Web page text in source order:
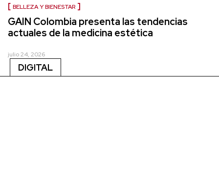
BELLEZA Y BIENESTAR
GAIN Colombia presenta las tendencias
actuales de la medicina estética
julio 24, 2026
DIGITAL